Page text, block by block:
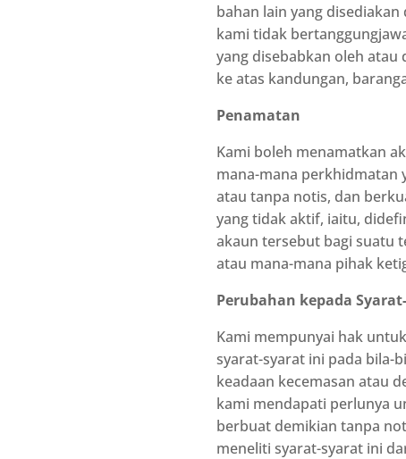
bahan lain yang
kami tidak
yang disebabkan oleh atau
ke atas kandungan,
Penamatan
Kami boleh menamatkan
mana-mana perkhidmatan
atau tanpa notis, dan
yang tidak aktif, iaitu,
akaun tersebut bagi suatu
atau mana-mana pihak
Perubahan kepada
Kami mempunyai hak
syarat-syarat ini pada bila-
keadaan kecemasan atau
kami mendapati perlunya
berbuat demikian tanpa
meneliti syarat-syarat ini